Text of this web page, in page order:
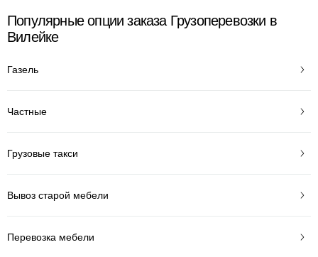
Популярные опции заказа Грузоперевозки в
Вилейке
Газель
Частные
Грузовые такси
Вывоз старой мебели
Перевозка мебели